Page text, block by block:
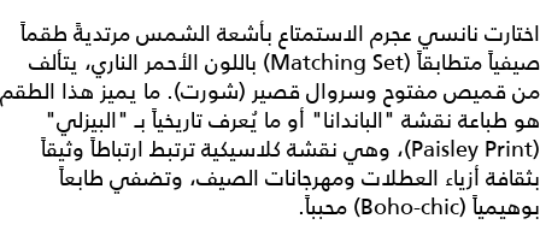
اختارت نانسي عجرم الاستمتاع بأشعة الشمس مرتديةً طقماً
صيفياً متطابقاً (Matching Set) باللون الأحمر الناري، يتألف
من قميص مفتوح وسروال قصير (شورت). ما يميز هذا الطقم
هو طباعة نقشة "الباندانا" أو ما يُعرف تاريخياً بـ "البيزلي"
(Paisley Print)، وهي نقشة كلاسيكية ترتبط ارتباطاً وثيقاً
بثقافة أزياء العطلات ومهرجانات الصيف، وتضفي طابعاً
بوهيمياً (Boho-chic) محبباً.